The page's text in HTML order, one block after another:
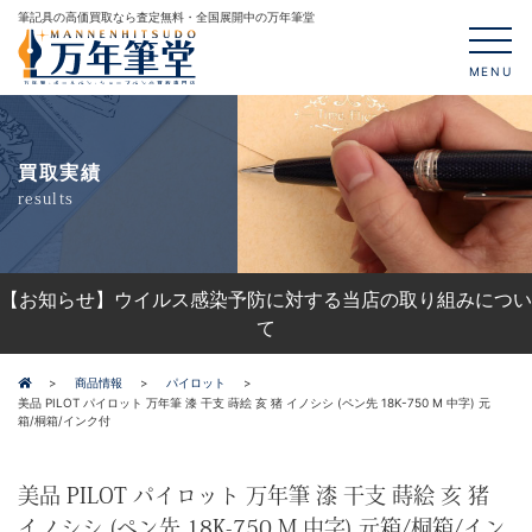
筆記具の高価買取なら査定無料・全国展開中の万年筆堂
MENU
買取実績
results
【お知らせ】ウイルス感染予防に対する当店の取り組みについ
て
商品情報
パイロット
美品 PILOT パイロット 万年筆 漆 干支 蒔絵 亥 猪 イノシシ (ペン先 18K-750 M 中字) 元
箱/桐箱/インク付
美品 PILOT パイロット 万年筆 漆 干支 蒔絵 亥 猪
イノシシ (ペン先 18K-750 M 中字) 元箱/桐箱/イン